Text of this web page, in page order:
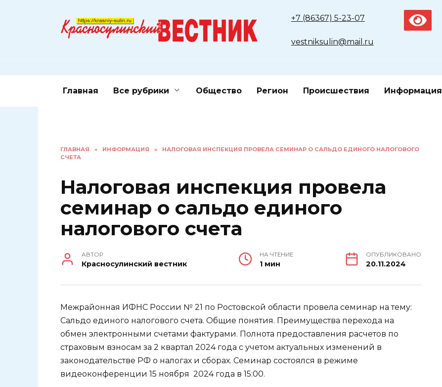
+7 (86367) 5-23-07
vestniksulin@mail.ru
Главная Все рубрики Общество Регион Происшествия Информация
ГЛАВНАЯ » ИНФОРМАЦИЯ »
НАЛОГОВАЯ ИНСПЕКЦИЯ ПРОВЕЛА СЕМИНАР О САЛЬДО ЕДИНОГО НАЛОГОВОГО
СЧЕТА
Налоговая инспекция провела
семинар о сальдо единого
налогового счета
АВТОР
Красносулинский вестник
НА ЧТЕНИЕ
1 мин
ОПУБЛИКОВАНО
20.11.2024
Межрайонная ИФНС России № 21 по Ростовской области провела семинар на тему:
Сальдо единого налогового счета. Общие понятия. Преимущества перехода на
обмен электронными счетами фактурами. Полнота предоставления расчетов по
страховым взносам за 2 квартал 2024 года с учетом актуальных изменений в
законодательстве РФ о налогах и сборах. Семинар состоялся в режиме
видеоконференции 15 ноября 2024 года в 15:00.